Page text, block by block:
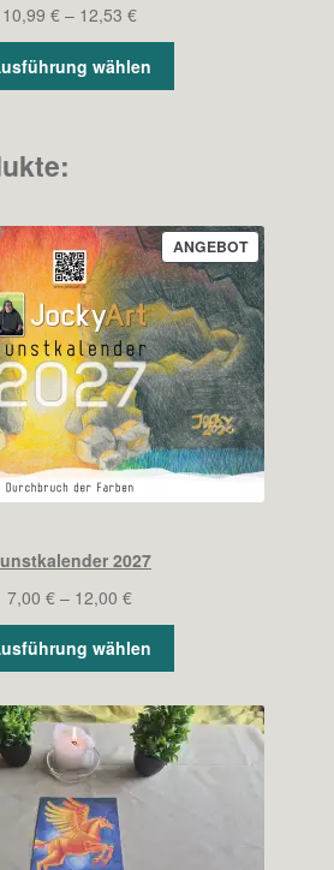
10,99 € – 12,53 €Preisspanne:
10,99 €
bis
12,53 €
wählen
ANGEBOTPRODUKT
IM
ANGEBOT
2027
7,00 € – 12,00 €Preisspanne:
7,00 €
bis
12,00 €
wählen